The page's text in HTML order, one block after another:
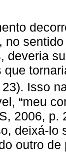
no
deveria
23). Isso
“meu
2006,
deixá-lo
outro